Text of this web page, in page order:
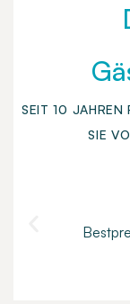
SEIT 10 JAHREN
SIE